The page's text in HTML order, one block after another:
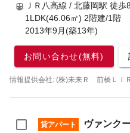
ＪＲ八高線 / 北藤岡駅 徒歩
1LDK(46.06㎡) 2階建/1階
2013年9月(築13年)
お問い合わせ(無料)
情報提供会社: (株)未来Ｒ 前橋Ｌｉ
貸アパート ヴァンク